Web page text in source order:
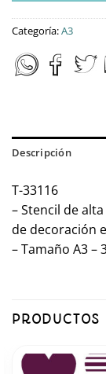
Categoría:A3
Descripción
T-33116
– Stencil de
de decoración
– Tamaño A3 –